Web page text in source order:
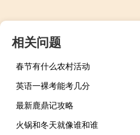
相关问题
春节有什么农村活动
英语一裸考能考几分
最新鹿鼎记攻略
火锅和冬天就像谁和谁